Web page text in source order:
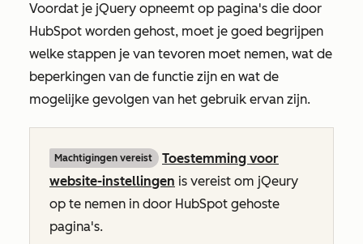
Voordat je jQuery opneemt op pagina's die door
HubSpot worden gehost, moet je goed begrijpen
welke stappen je van tevoren moet nemen, wat de
beperkingen van de functie zijn en wat de
mogelijke gevolgen van het gebruik ervan zijn.
Machtigingen vereist
Toestemming voor
website-instellingen is vereist om jQeury
op te nemen in door HubSpot gehoste
pagina's.